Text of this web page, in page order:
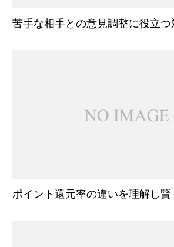
苦手な相手との意見調整に役立
ポイント還元率の違いを理解し